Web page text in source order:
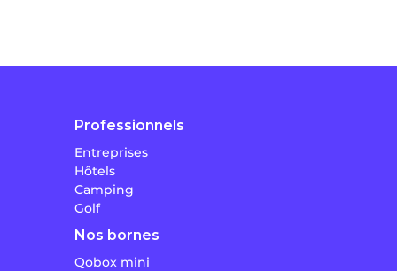
Professionnels
Entreprises
Hôtels
Camping
Golf
Nos bornes
Qobox mini